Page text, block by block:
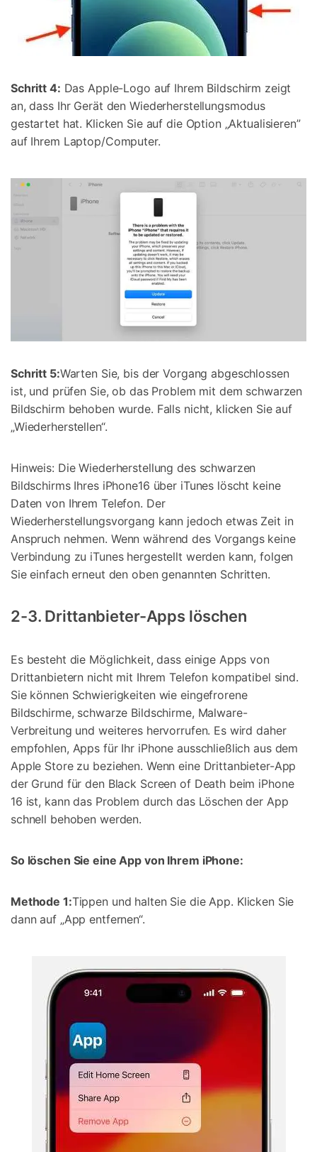
Schritt 4: Das Apple-Logo auf Ihrem Bildschirm zeigt
an, dass Ihr Gerät den Wiederherstellungsmodus
gestartet hat. Klicken Sie auf die Option „Aktualisieren”
auf Ihrem Laptop/Computer.
Schritt 5:Warten Sie, bis der Vorgang abgeschlossen
ist, und prüfen Sie, ob das Problem mit dem schwarzen
Bildschirm behoben wurde. Falls nicht, klicken Sie auf
„Wiederherstellen“.
Hinweis: Die Wiederherstellung des schwarzen
Bildschirms Ihres iPhone16 über iTunes löscht keine
Daten von Ihrem Telefon. Der
Wiederherstellungsvorgang kann jedoch etwas Zeit in
Anspruch nehmen. Wenn während des Vorgangs keine
Verbindung zu iTunes hergestellt werden kann, folgen
Sie einfach erneut den oben genannten Schritten.
2-3. Drittanbieter-Apps löschen
Es besteht die Möglichkeit, dass einige Apps von
Drittanbietern nicht mit Ihrem Telefon kompatibel sind.
Sie können Schwierigkeiten wie eingefrorene
Bildschirme, schwarze Bildschirme, Malware-
Verbreitung und weiteres hervorrufen. Es wird daher
empfohlen, Apps für Ihr iPhone ausschließlich aus dem
Apple Store zu beziehen. Wenn eine Drittanbieter-App
der Grund für den Black Screen of Death beim iPhone
16 ist, kann das Problem durch das Löschen der App
schnell behoben werden.
So löschen Sie eine App von Ihrem iPhone:
Methode 1:Tippen und halten Sie die App. Klicken Sie
dann auf „App entfernen“.